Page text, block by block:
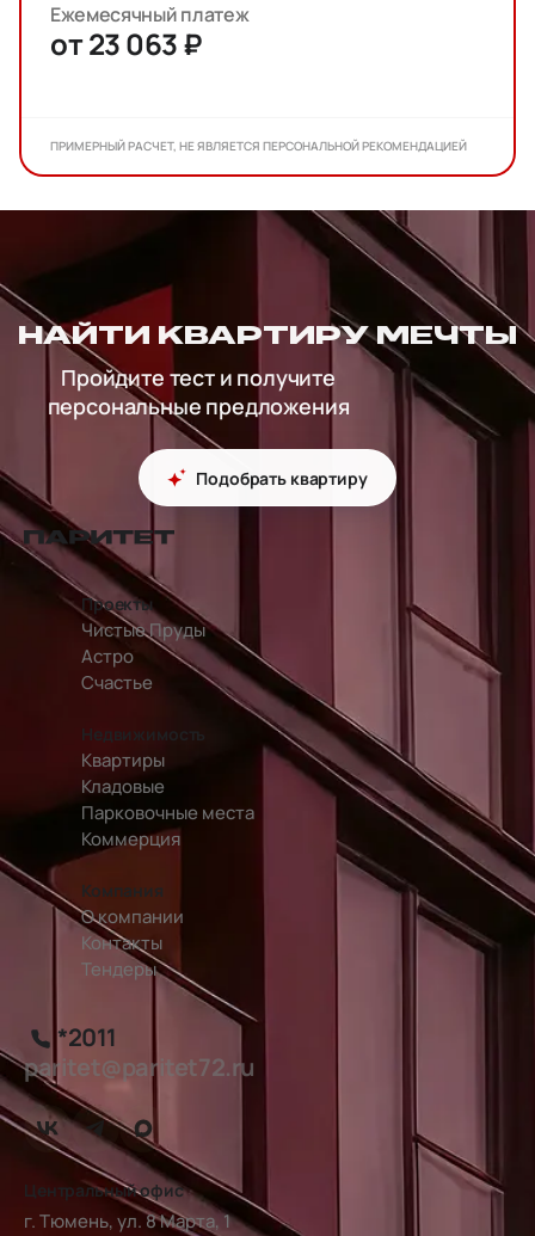
Ежемесячный платеж
от 23 063 ₽
ПРИМЕРНЫЙ РАСЧЕТ, НЕ ЯВЛЯЕТСЯ ПЕРСОНАЛЬНОЙ РЕКОМЕНДАЦИЕЙ
НАЙТИ КВАРТИРУ МЕЧТЫ
Пройдите тест и получите
персональные предложения
Подобрать квартиру
перейти на главную страницу
Проекты
Чистые Пруды
Астро
Счастье
Недвижимость
Квартиры
Кладовые
Парковочные места
Коммерция
Компания
О компании
Контакты
Тендеры
*2011
paritet@paritet72.ru
Центральный офис
г. Тюмень, ул. 8 Марта, 1